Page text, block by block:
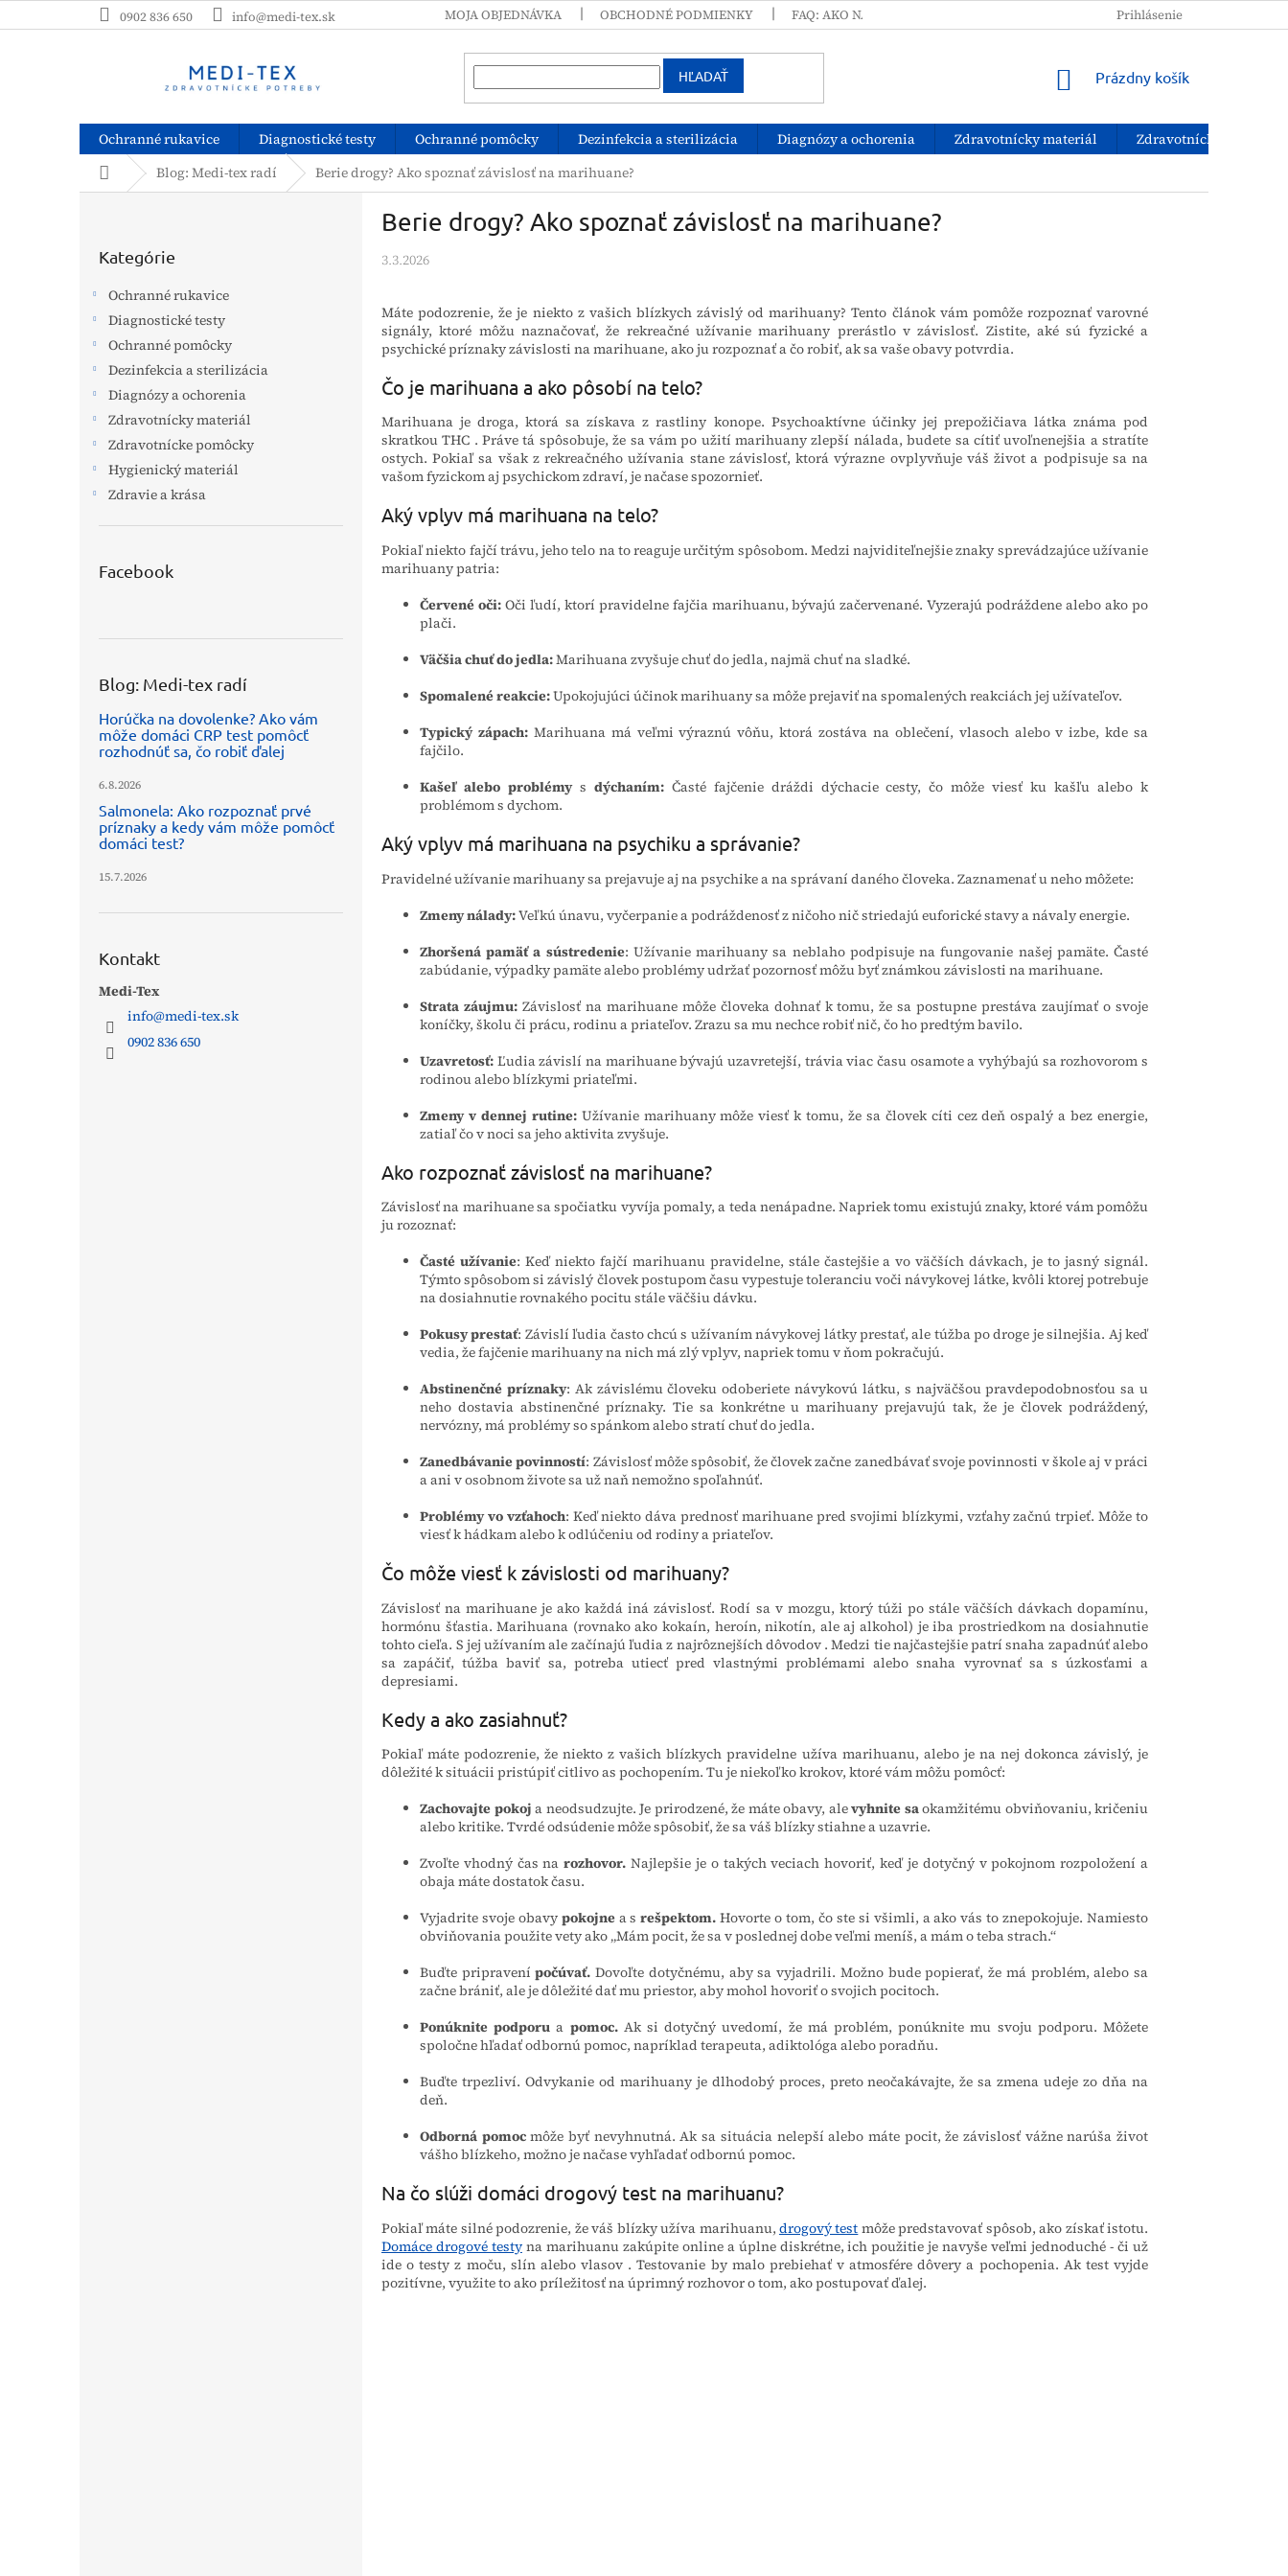
na
0902 836 650 info@medi-tex.sk MOJA OBJEDNÁVKA OBCHODNÉ PODMIENKY FAQ: AKO NAKUPOVAŤ? PODMIENKY OCHRANY OSOBNÝCH ÚDAJOV
Prihlásenie
HĽADAŤ
NÁKUPNÝ
Prázdny košík
Ochranné rukavice Diagnostické testy Ochranné pomôcky Dezinfekcia a sterilizácia Diagnózy a ochorenia Zdravotnícky materiál
Zdravotnícke pomôcky
DomovBlog: Medi-tex radí Berie drogy? Ako spoznať závislosť na marihuane?
kategórie
Kategórie
Ochranné rukavice
Diagnostické testy
Ochranné pomôcky
Dezinfekcia a sterilizácia
Diagnózy a ochorenia
Zdravotnícky materiál
Zdravotnícke pomôcky
Hygienický materiál
Zdravie a krása
Facebook
Blog: Medi-tex radí
Horúčka na dovolenke? Ako vám
môže domáci CRP test pomôcť
rozhodnúť sa, čo robiť ďalej
6.8.2026
Salmonela: Ako rozpoznať prvé
príznaky a kedy vám môže pomôcť
domáci test?
15.7.2026
Kontakt
Medi-Tex
info@medi-tex.sk
0902 836 650
Berie drogy? Ako spoznať závislosť na marihuane?
3.3.2026
Máte podozrenie, že je niekto z vašich blízkych závislý od marihuany? Tento článok vám pomôže rozpoznať varovné
signály, ktoré môžu naznačovať, že rekreačné užívanie marihuany prerástlo v závislosť. Zistite, aké sú fyzické a
psychické príznaky závislosti na marihuane, ako ju rozpoznať a čo robiť, ak sa vaše obavy potvrdia.
Čo je marihuana a ako pôsobí na telo?
Marihuana je droga, ktorá sa získava z rastliny konope. Psychoaktívne účinky jej prepožičiava látka známa pod
skratkou THC . Práve tá spôsobuje, že sa vám po užití marihuany zlepší nálada, budete sa cítiť uvoľnenejšia a stratíte
ostych. Pokiaľ sa však z rekreačného užívania stane závislosť, ktorá výrazne ovplyvňuje váš život a podpisuje sa na
vašom fyzickom aj psychickom zdraví, je načase spozornieť.
Aký vplyv má marihuana na telo?
Pokiaľ niekto fajčí trávu, jeho telo na to reaguje určitým spôsobom. Medzi najviditeľnejšie znaky sprevádzajúce užívanie
marihuany patria:
Červené oči: Oči ľudí, ktorí pravidelne fajčia marihuanu, bývajú začervenané. Vyzerajú podráždene alebo ako po
plači.
Väčšia chuť do jedla:Marihuana zvyšuje chuť do jedla, najmä chuť na sladké.
Spomalené reakcie:Upokojujúci účinok marihuany sa môže prejaviť na spomalených reakciách jej užívateľov.
Typický zápach: Marihuana má veľmi výraznú vôňu, ktorá zostáva na oblečení, vlasoch alebo v izbe, kde sa
fajčilo.
Kašeľ alebo problémys dýchaním: Časté fajčenie dráždi dýchacie cesty, čo môže viesť ku kašľu alebo k
problémom s dychom.
Aký vplyv má marihuana na psychiku a správanie?
Pravidelné užívanie marihuany sa prejavuje aj na psychike a na správaní daného človeka. Zaznamenať u neho môžete:
Zmeny nálady:Veľkú únavu, vyčerpanie a podráždenosť z ničoho nič striedajú euforické stavy a návaly energie.
Zhoršená pamäť a sústredenie: Užívanie marihuany sa neblaho podpisuje na fungovanie našej pamäte. Časté
zabúdanie, výpadky pamäte alebo problémy udržať pozornosť môžu byť známkou závislosti na marihuane.
Strata záujmu: Závislosť na marihuane môže človeka dohnať k tomu, že sa postupne prestáva zaujímať o svoje
koníčky, školu či prácu, rodinu a priateľov. Zrazu sa mu nechce robiť nič, čo ho predtým bavilo.
Uzavretosť: Ľudia závislí na marihuane bývajú uzavretejší, trávia viac času osamote a vyhýbajú sa rozhovorom s
rodinou alebo blízkymi priateľmi.
Zmeny v dennej rutine: Užívanie marihuany môže viesť k tomu, že sa človek cíti cez deň ospalý a bez energie,
zatiaľ čo v noci sa jeho aktivita zvyšuje.
Ako rozpoznať závislosť na marihuane?
Závislosť na marihuane sa spočiatku vyvíja pomaly, a teda nenápadne. Napriek tomu existujú znaky, ktoré vám pomôžu
ju rozoznať:
Časté užívanie: Keď niekto fajčí marihuanu pravidelne, stále častejšie a vo väčších dávkach, je to jasný signál.
Týmto spôsobom si závislý človek postupom času vypestuje toleranciu voči návykovej látke, kvôli ktorej potrebuje
na dosiahnutie rovnakého pocitu stále väčšiu dávku.
Pokusyprestať: Závislí ľudia často chcú s užívaním návykovej látky prestať, ale túžba po droge je silnejšia. Aj keď
vedia, že fajčenie marihuany na nich má zlý vplyv, napriek tomu v ňom pokračujú.
Abstinenčné príznaky: Ak závislému človeku odoberiete návykovú látku, s najväčšou pravdepodobnosťou sa u
neho dostavia abstinenčné príznaky. Tie sa konkrétne u marihuany prejavujú tak, že je človek podráždený,
nervózny, má problémy so spánkom alebo stratí chuť do jedla.
Zanedbávaniepovinností: Závislosť môže spôsobiť, že človek začne zanedbávať svoje povinnosti v škole aj v práci
a ani v osobnom živote sa už naň nemožno spoľahnúť.
Problémy vo vzťahoch: Keď niekto dáva prednosť marihuane pred svojimi blízkymi, vzťahy začnú trpieť. Môže to
viesť k hádkam alebo k odlúčeniu od rodiny a priateľov.
Čo môže viesť k závislosti od marihuany?
Závislosť na marihuane je ako každá inázávislosť. Rodí sa v mozgu, ktorý túži po stále väčších dávkach dopamínu,
hormónu šťastia. Marihuana (rovnako ako kokaín, heroín, nikotín, ale aj alkohol) je iba prostriedkom na dosiahnutie
tohto cieľa. S jej užívaním ale začínajú ľudiaz najrôznejších dôvodov. Medzi tie najčastejšie patrí snaha zapadnúť alebo
sa zapáčiť, túžba baviť sa, potreba utiecť pred vlastnými problémami alebo snaha vyrovnať sa s úzkosťami a
depresiami.
Kedy a ako zasiahnuť?
Pokiaľ máte podozrenie, že niekto z vašich blízkych pravidelne užíva marihuanu, alebo je na nej dokonca závislý, je
dôležité k situácii pristúpiť citlivo as pochopením. Tu je niekoľko krokov, ktoré vám môžu pomôcť:
Zachovajte pokoj a neodsudzujte. Je prirodzené, že máte obavy, alevyhnite saokamžitému obviňovaniu, kričeniu
alebo kritike. Tvrdé odsúdenie môže spôsobiť, že sa váš blízky stiahne a uzavrie.
Zvoľte vhodný čas narozhovor. Najlepšie je o takých veciach hovoriť, keď je dotyčný v pokojnom rozpoložení a
obaja máte dostatok času.
Vyjadrite svoje obavy pokojnea srešpektom. Hovorte o tom, čo ste si všimli, a ako vás to znepokojuje. Namiesto
obviňovania použite vety ako „Mám pocit, že sa v poslednej dobe veľmi meníš, a mám o teba strach.“
Buďte pripravenípočúvať. Dovoľte dotyčnému, aby sa vyjadrili. Možno bude popierať, že má problém, alebo sa
začne brániť, ale je dôležité dať mu priestor, aby mohol hovoriť o svojich pocitoch.
Ponúknite podporu a pomoc. Ak si dotyčný uvedomí, že má problém, ponúknite mu svoju podporu. Môžete
spoločne hľadať odbornú pomoc, napríklad terapeuta, adiktológa alebo poradňu.
Buďte trpezliví. Odvykanie od marihuanyje dlhodobý proces, preto neočakávajte, že sa zmena udeje zo dňa na
deň.
Odborná pomocmôže byť nevyhnutná.Ak sa situácia nelepší alebo máte pocit, že závislosť vážne narúša život
vášho blízkeho, možno je načase vyhľadať odbornú pomoc.
Na čo slúži domáci drogový test na marihuanu?
Pokiaľ máte silné podozrenie, že váš blízky užíva marihuanu, drogový test môže predstavovať spôsob, ako získať istotu.
Domáce drogové testyna marihuanu zakúpite online a úplne diskrétne, ich použitie je navyše veľmi jednoduché - či už
ide otesty z moču, slín alebo vlasov . Testovanie by malo prebiehať v atmosfére dôvery a pochopenia. Ak test vyjde
pozitívne, využite to ako príležitosť na úprimný rozhovor o tom, ako postupovať ďalej.